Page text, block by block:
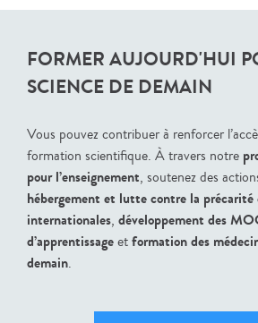
FORMER AUJOURD'HUI
SCIENCE DE DEMAIN
Vous pouvez contribuer à renforcer
formation scientifique. À travers notre
pour l’enseignement, soutenez des
hébergement et lutte contre la
internationales, développement des
d’apprentissageetformation des
demain.